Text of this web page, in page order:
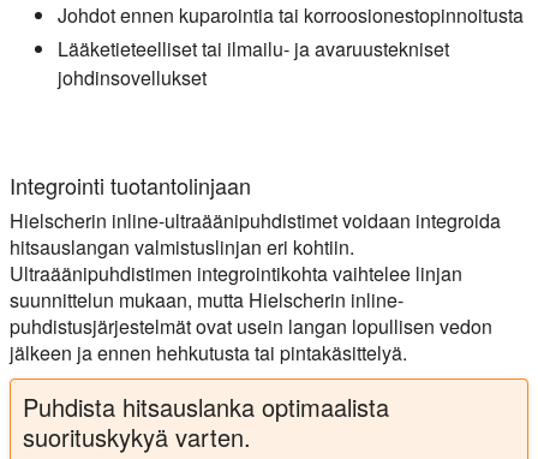
Johdot ennen kuparointia tai korroosionestopinnoitusta
Lääketieteelliset tai ilmailu- ja avaruustekniset
johdinsovellukset
Integrointi tuotantolinjaan
Hielscherin inline-ultraäänipuhdistimet voidaan integroida
hitsauslangan valmistuslinjan eri kohtiin.
Ultraäänipuhdistimen integrointikohta vaihtelee linjan
suunnittelun mukaan, mutta Hielscherin inline-
puhdistusjärjestelmät ovat usein langan lopullisen vedon
jälkeen ja ennen hehkutusta tai pintakäsittelyä.
Puhdista hitsauslanka optimaalista
suorituskykyä varten.